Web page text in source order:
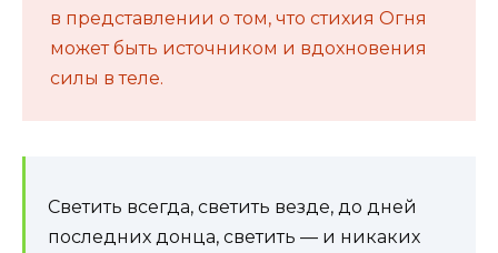
в представлении о том, что стихия Огня
может быть источником и вдохновения
силы в теле.
Светить всегда, светить везде, до дней
последних донца, светить — и никаких